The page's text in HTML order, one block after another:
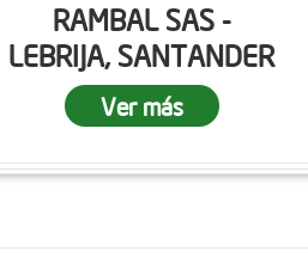
RAMBAL SAS -
LEBRIJA, SANTANDER
Ver más